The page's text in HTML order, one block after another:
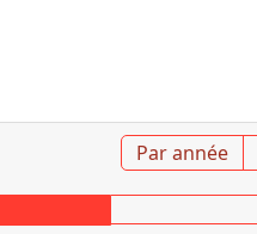
Par année